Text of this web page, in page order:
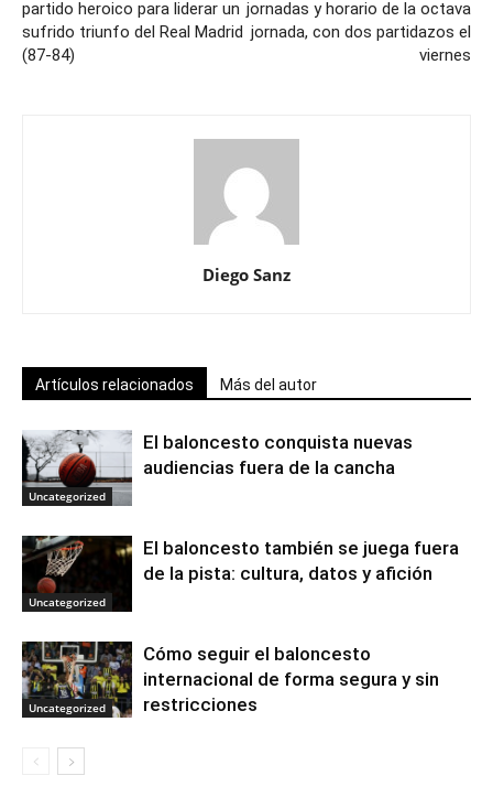
partido heroico para liderar un
sufrido triunfo del Real Madrid
(87-84)
jornadas y horario de la octava
jornada, con dos partidazos el
viernes
Diego Sanz
Artículos relacionados Más del autor
Uncategorized
El baloncesto conquista nuevas
audiencias fuera de la cancha
Uncategorized
El baloncesto también se juega fuera
de la pista: cultura, datos y afición
Uncategorized
Cómo seguir el baloncesto
internacional de forma segura y sin
restricciones